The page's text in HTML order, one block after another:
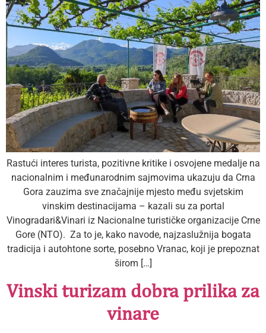
Rastući interes turista, pozitivne kritike i osvojene medalje na
nacionalnim i međunarodnim sajmovima ukazuju da Crna
Gora zauzima sve značajnije mjesto među svjetskim
vinskim destinacijama – kazali su za portal
Vinogradari&Vinari iz Nacionalne turističke organizacije Crne
Gore (NTO). Za to je, kako navode, najzaslužnija bogata
tradicija i autohtone sorte, posebno Vranac, koji je prepoznat
širom […]
Vinski turizam dobra prilika za
vinare